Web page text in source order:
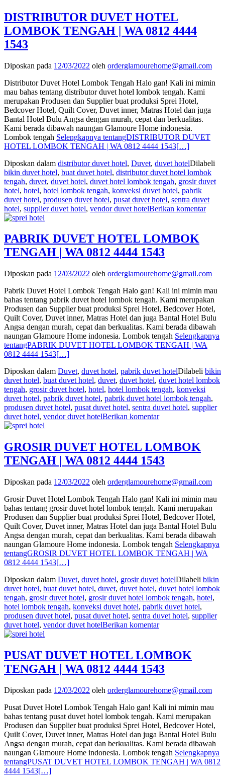
DISTRIBUTOR DUVET HOTEL
LOMBOK TENGAH | WA 0812 4444
1543
Diposkan pada 12/03/2022 oleh orderglamourehome@gmail.com
Distributor Duvet Hotel Lombok Tengah Halo gan! Kali ini mimin
mau bahas tentang distributor duvet hotel lombok tengah. Kami
merupakan Produsen dan Supplier buat produksi Sprei Hotel,
Bedcover Hotel, Quilt Cover, Duvet inner, Matras Hotel dan juga
Bantal Hotel Bulu Angsa dengan murah, cepat dan berkualitas.
Kami berada dibawah naungan Glamoure Home indonesia.
Lombok tengah Selengkapnya tentangDISTRIBUTOR DUVET
HOTEL LOMBOK TENGAH | WA 0812 4444 1543[…]
Diposkan dalam distributor duvet hotel, Duvet, duvet hotelDilabeli
bikin duvet hotel, buat duvet hotel, distributor duvet hotel lombok
tengah, duvet, duvet hotel, duvet hotel lombok tengah, grosir duvet
hotel, hotel, hotel lombok tengah, konveksi duvet hotel, pabrik
duvet hotel, produsen duvet hotel, pusat duvet hotel, sentra duvet
hotel, supplier duvet hotel, vendor duvet hotelBerikan komentar
PABRIK DUVET HOTEL LOMBOK
TENGAH | WA 0812 4444 1543
Diposkan pada 12/03/2022 oleh orderglamourehome@gmail.com
Pabrik Duvet Hotel Lombok Tengah Halo gan! Kali ini mimin mau
bahas tentang pabrik duvet hotel lombok tengah. Kami merupakan
Produsen dan Supplier buat produksi Sprei Hotel, Bedcover Hotel,
Quilt Cover, Duvet inner, Matras Hotel dan juga Bantal Hotel Bulu
Angsa dengan murah, cepat dan berkualitas. Kami berada dibawah
naungan Glamoure Home indonesia. Lombok tengah Selengkapnya
tentangPABRIK DUVET HOTEL LOMBOK TENGAH | WA
0812 4444 1543[…]
Diposkan dalam Duvet, duvet hotel, pabrik duvet hotelDilabeli bikin
duvet hotel, buat duvet hotel, duvet, duvet hotel, duvet hotel lombok
tengah, grosir duvet hotel, hotel, hotel lombok tengah, konveksi
duvet hotel, pabrik duvet hotel, pabrik duvet hotel lombok tengah,
produsen duvet hotel, pusat duvet hotel, sentra duvet hotel, supplier
duvet hotel, vendor duvet hotelBerikan komentar
GROSIR DUVET HOTEL LOMBOK
TENGAH | WA 0812 4444 1543
Diposkan pada 12/03/2022 oleh orderglamourehome@gmail.com
Grosir Duvet Hotel Lombok Tengah Halo gan! Kali ini mimin mau
bahas tentang grosir duvet hotel lombok tengah. Kami merupakan
Produsen dan Supplier buat produksi Sprei Hotel, Bedcover Hotel,
Quilt Cover, Duvet inner, Matras Hotel dan juga Bantal Hotel Bulu
Angsa dengan murah, cepat dan berkualitas. Kami berada dibawah
naungan Glamoure Home indonesia. Lombok tengah Selengkapnya
tentangGROSIR DUVET HOTEL LOMBOK TENGAH | WA
0812 4444 1543[…]
Diposkan dalam Duvet, duvet hotel, grosir duvet hotelDilabeli bikin
duvet hotel, buat duvet hotel, duvet, duvet hotel, duvet hotel lombok
tengah, grosir duvet hotel, grosir duvet hotel lombok tengah, hotel,
hotel lombok tengah, konveksi duvet hotel, pabrik duvet hotel,
produsen duvet hotel, pusat duvet hotel, sentra duvet hotel, supplier
duvet hotel, vendor duvet hotelBerikan komentar
PUSAT DUVET HOTEL LOMBOK
TENGAH | WA 0812 4444 1543
Diposkan pada 12/03/2022 oleh orderglamourehome@gmail.com
Pusat Duvet Hotel Lombok Tengah Halo gan! Kali ini mimin mau
bahas tentang pusat duvet hotel lombok tengah. Kami merupakan
Produsen dan Supplier buat produksi Sprei Hotel, Bedcover Hotel,
Quilt Cover, Duvet inner, Matras Hotel dan juga Bantal Hotel Bulu
Angsa dengan murah, cepat dan berkualitas. Kami berada dibawah
naungan Glamoure Home indonesia. Lombok tengah Selengkapnya
tentangPUSAT DUVET HOTEL LOMBOK TENGAH | WA 0812
4444 1543[…]